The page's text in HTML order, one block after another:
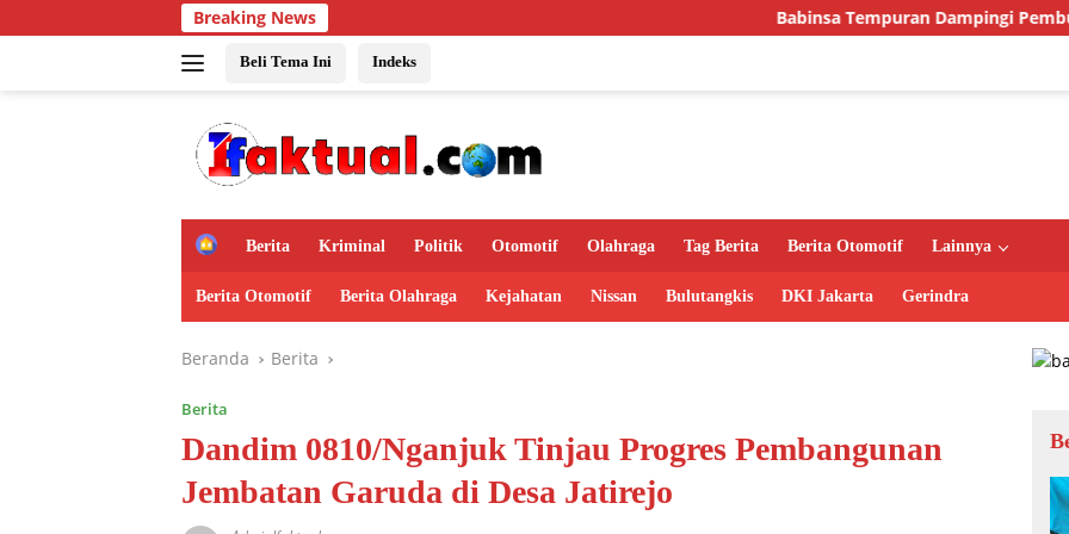
ke
Breaking News Babinsa Tempuran Dampingi Pembuatan Sumur Gali,
Beli Tema Ini Indeks
H
m
e
Berita Kriminal Politik Otomotif Olahraga Tag Berita Berita Otomotif Lainnya
Berita Otomotif Berita Olahraga Kejahatan Nissan Bulutangkis DKI Jakarta Gerindra
Beranda Berita
Berita
Dandim 0810/Nganjuk Tinjau Progres Pembangunan
Jembatan Garuda di Desa Jatirejo